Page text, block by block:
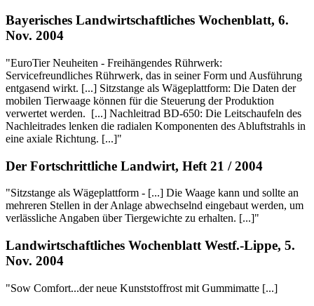
Bayerisches Landwirtschaftliches Wochenblatt, 6.
Nov. 2004
"EuroTier Neuheiten - Freihängendes Rührwerk:
Servicefreundliches Rührwerk, das in seiner Form und Ausführung
entgasend wirkt. [...] Sitzstange als Wägeplattform: Die Daten der
mobilen Tierwaage können für die Steuerung der Produktion
verwertet werden. [...] Nachleitrad BD-650: Die Leitschaufeln des
Nachleitrades lenken die radialen Komponenten des Abluftstrahls in
eine axiale Richtung. [...]"
Der Fortschrittliche Landwirt, Heft 21 / 2004
"Sitzstange als Wägeplattform - [...] Die Waage kann und sollte an
mehreren Stellen in der Anlage abwechselnd eingebaut werden, um
verlässliche Angaben über Tiergewichte zu erhalten. [...]"
Landwirtschaftliches Wochenblatt Westf.-Lippe, 5.
Nov. 2004
"Sow Comfort...der neue Kunststoffrost mit Gummimatte [...]